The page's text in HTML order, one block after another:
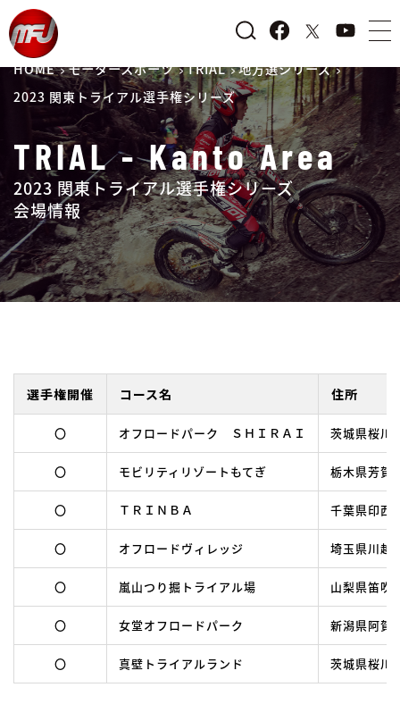
HOME モータースポーツ TRIAL 地方選シリーズ
2023 関東トライアル選手権シリーズ
TRIAL - Kanto Area
2023 関東トライアル選手権シリーズ
会場情報
選手権開催 コース名 住所
〇 オフロードパーク ＳＨＩＲＡＩ 茨城県桜川
〇 モビリティリゾートもてぎ 栃木県芳賀
〇 ＴＲＩＮＢＡ 千葉県印西
〇 オフロードヴィレッジ 埼玉県川越
〇 嵐山つり掘トライアル場 山梨県笛吹
〇 女堂オフロードパーク 新潟県阿賀
〇 真壁トライアルランド 茨城県桜川